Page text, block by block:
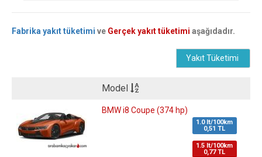
Fabrika yakıt tüketimi ve Gerçek yakıt tüketimi aşağıdadır.
Yakıt Tüketimi
Model
BMW i8 Coupe (374 hp)
1.0 lt/100km
0,51 TL
1.5 lt/100km
0,77 TL